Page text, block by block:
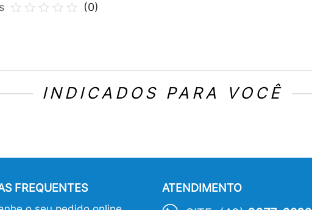
(0)
INDICADOS PARA VOCÊ
FREQUENTES ATENDIMENTO